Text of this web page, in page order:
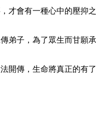
才會有一種心中的壓抑
弟子，為了眾生而甘願
開傳，生命將真正的有